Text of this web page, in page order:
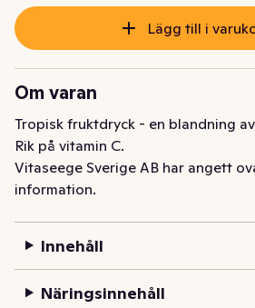
Lägg till i
Om varan
Tropisk fruktdryck - en blandning
Rik på vitamin C.
Vitaseege Sverige AB har angett
information.
Innehåll
Näringsinnehåll